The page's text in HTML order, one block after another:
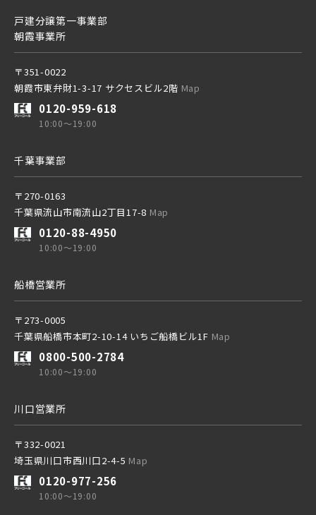
その他鉄道
東京メトロ千代田線
北総鉄道
埼玉高速鉄道
東京メトロ東西線
都営新宿線
埼玉新都市交通 [伊奈線]
ブランドを知る
戸建分譲第一事業部
朝霞事業所
〒351-0022
朝霞市東弁財1-3-17 サクセスビル2階 Map
0120-959-618
10:00～19:00
千葉事業部
〒270-0163
千葉県流山市南流山2丁目17-8 Map
0120-88-4950
10:00～19:00
船橋営業所
〒273-0005
千葉県船橋市本町2-10-14 いちご船橋ビル1F Map
0800-500-2784
10:00～19:00
川口営業所
〒332-0021
埼玉県川口市西川口2-4-5 Map
0120-977-256
10:00～19:00